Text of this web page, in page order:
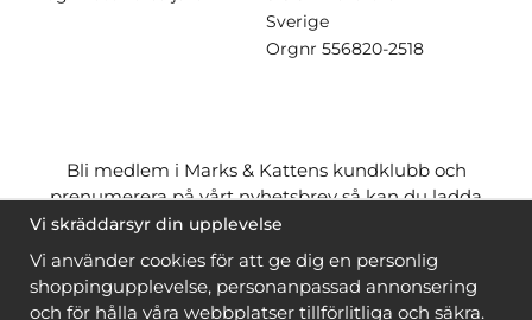
Sverige
Orgnr 556820-2518
Bli medlem i Marks & Kattens kundklubb och
prenumerera på vårt nyhetsbrev så kan du ladda
ner många mönstergratisoch få många
när du handlar garn till mönstret. Du ser vilka som
ärgratis när du ärinloggad.
Vi skräddarsyr din upplevelse
Vi använder cookies för att ge dig en personlig
shoppingupplevelse, personanpassad annonsering
och för hålla våra webbplatser tillförlitliga och säkra.